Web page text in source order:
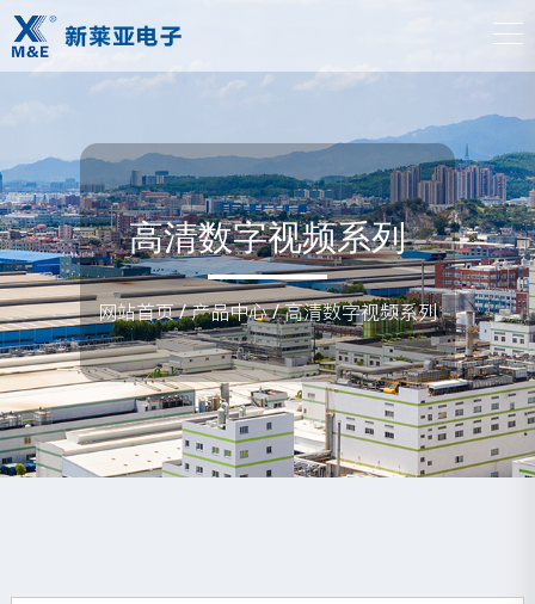
高清数字视频系列
网站首页/产品中心/高清数字视频系列